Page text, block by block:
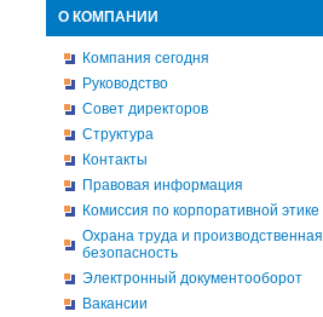
О КОМПАНИИ
Компания сегодня
Руководство
Совет директоров
Структура
Контакты
Правовая информация
Комиссия по корпоративной этике
Охрана труда и производственная
безопасность
Электронный документооборот
Вакансии